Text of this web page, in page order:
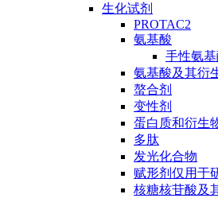
生化试剂
PROTAC2
氨基酸
手性氨基
氨基酸及其衍
螯合剂
变性剂
蛋白质和衍生
多肽
发光化合物
赋形剂仅用于
核糖核苷酸及